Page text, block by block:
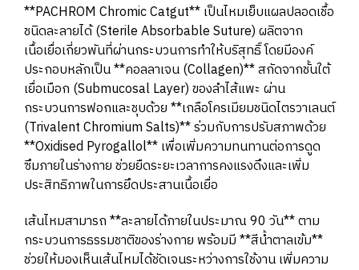
**PACHROM Chromic Catgut** เป็นไหมเย็บแผลปลอดเชื้อ
ชนิดละลายได้ (Sterile Absorbable Suture) ผลิตจาก
เนื้อเยื่อเกี่ยวพันที่ผ่านกระบวนการทำให้บริสุทธิ์ โดยมีองค์
ประกอบหลักเป็น **คอลลาเจน (Collagen)** สกัดจากชั้นใต้
เยื่อเมือก (Submucosal Layer) ของลำไส้แพะ ผ่าน
กระบวนการฟอกและชุบด้วย **เกลือโครเมียมชนิดไตรวาเลนต์
(Trivalent Chromium Salts)** ร่วมกับการปรับสภาพด้วย
**Oxidised Pyrogallol** เพื่อเพิ่มความทนทานต่อการดูด
ซึมภายในร่างกาย ช่วยยืดระยะเวลาการคงแรงดึงและเพิ่ม
ประสิทธิภาพในการยึดประสานเนื้อเยื่อ
เส้นไหมสามารถ **ละลายได้ภายในประมาณ 90 วัน** ตาม
กระบวนการธรรมชาติของร่างกาย พร้อมมี **สีน้ำตาลเข้ม**
ช่วยให้มองเห็นเส้นไหมได้ชัดเจนระหว่างการใช้งาน เพิ่มความ